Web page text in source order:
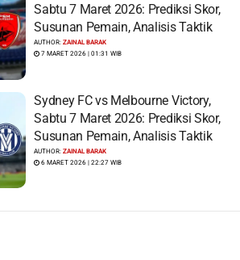
Sabtu 7 Maret 2026: Prediksi Skor,
Susunan Pemain, Analisis Taktik
AUTHOR:ZAINAL BARAK
7 MARET 2026 | 01:31 WIB
Sydney FC vs Melbourne Victory,
Sabtu 7 Maret 2026: Prediksi Skor,
Susunan Pemain, Analisis Taktik
AUTHOR:ZAINAL BARAK
6 MARET 2026 | 22:27 WIB